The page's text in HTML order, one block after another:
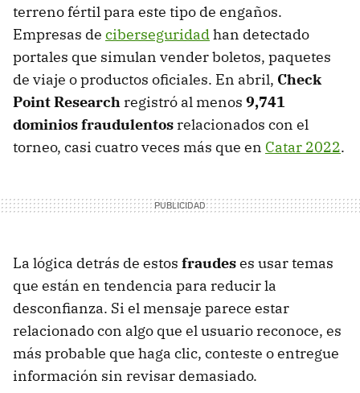
terreno fértil para este tipo de engaños.
Empresas de ciberseguridadhan detectado
portales que simulan vender boletos, paquetes
de viaje o productos oficiales. En abril, Check
Point Research registró al menos 9,741
dominios fraudulentos relacionados con el
torneo, casi cuatro veces más que en Catar 2022.
La lógica detrás de estos fraudeses usar temas
que están en tendencia para reducir la
desconfianza. Si el mensaje parece estar
relacionado con algo que el usuario reconoce, es
más probable que haga clic, conteste o entregue
información sin revisar demasiado.